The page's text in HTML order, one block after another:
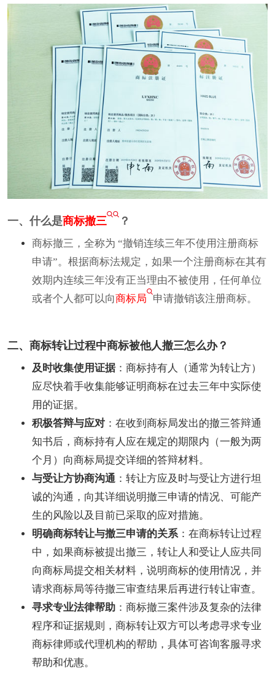
一、什么是商标撤三 ？
商标撤三，全称为 “撤销连续三年不使用注册商标
申请”。根据商标法规定，如果一个注册商标在其有
效期内连续三年没有正当理由不被使用，任何单位
或者个人都可以向商标局 申请撤销该注册商标。
二、商标转让过程中商标被他人撤三怎么办？
及时收集使用证据：商标持有人（通常为转让方）
应尽快着手收集能够证明商标在过去三年中实际使
用的证据。
积极答辩与应对 ：在收到商标局发出的撤三答辩通
知书后，商标持有人应在规定的期限内（一般为两
个月）向商标局提交详细的答辩材料。
与受让方协商沟通 ：转让方应及时与受让方进行坦
诚的沟通，向其详细说明撤三申请的情况、可能产
生的风险以及目前已采取的应对措施。
明确商标转让与撤三申请的关系 ：在商标转让过程
中，如果商标被提出撤三，转让人和受让人应共同
向商标局提交相关材料，说明商标的使用情况，并
请求商标局等待撤三审查结果后再进行转让审查。
寻求专业法律帮助 ：商标撤三案件涉及复杂的法律
程序和证据规则，商标转让双方可以考虑寻求专业
商标律师或代理机构的帮助，具体可咨询客服寻求
帮助和优惠。